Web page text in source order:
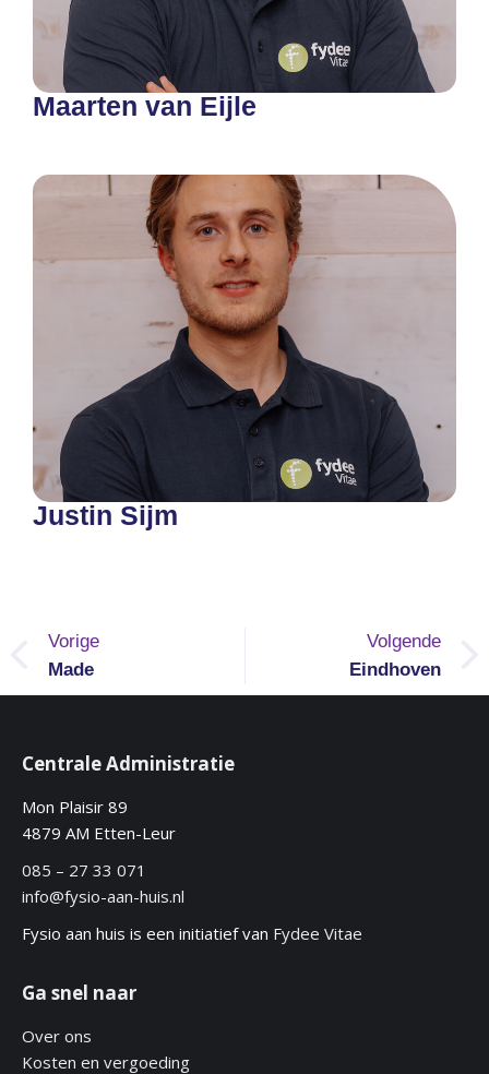
Maarten van Eijle
Justin Sijm
Vorige
Made
Volgende
Eindhoven
Centrale Administratie
Mon Plaisir 89
4879 AM Etten-Leur
085 – 27 33 071
info@fysio-aan-huis.nl
Fysio aan huis is een initiatief van Fydee Vitae
Ga snel naar
Over ons
Kosten en vergoeding